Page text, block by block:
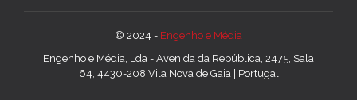
© 2024 - Engenho e Média
Engenho e Média, Lda - Avenida da República, 2475, Sala
64, 4430-208 Vila Nova de Gaia | Portugal